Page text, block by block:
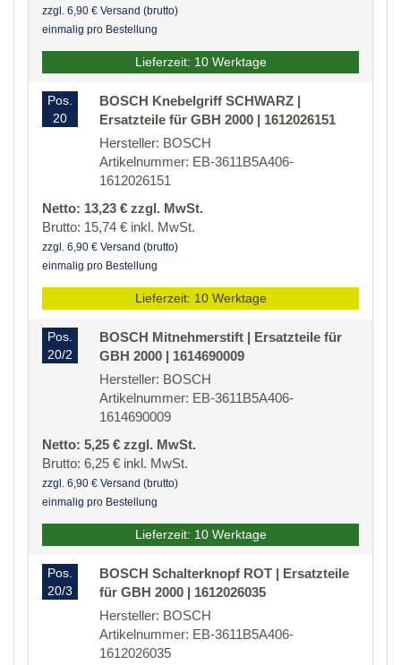
zzgl. 6,90 € Versand (brutto)
einmalig pro Bestellung
Lieferzeit: 10 Werktage
Pos.
20
BOSCH Knebelgriff SCHWARZ |
Ersatzteile für GBH 2000 | 1612026151
Hersteller: BOSCH
Artikelnummer: EB-3611B5A406-
1612026151
Netto: 13,23 € zzgl. MwSt.
Brutto: 15,74 € inkl. MwSt.
zzgl. 6,90 € Versand (brutto)
einmalig pro Bestellung
Lieferzeit: 10 Werktage
Pos.
20/2
BOSCH Mitnehmerstift | Ersatzteile für
GBH 2000 | 1614690009
Hersteller: BOSCH
Artikelnummer: EB-3611B5A406-
1614690009
Netto: 5,25 € zzgl. MwSt.
Brutto: 6,25 € inkl. MwSt.
zzgl. 6,90 € Versand (brutto)
einmalig pro Bestellung
Lieferzeit: 10 Werktage
Pos.
20/3
BOSCH Schalterknopf ROT | Ersatzteile
für GBH 2000 | 1612026035
Hersteller: BOSCH
Artikelnummer: EB-3611B5A406-
1612026035